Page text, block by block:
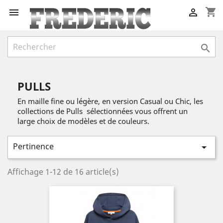
 shopping_cart


PULLS
En maille fine ou légère, en version Casual ou Chic, les
collections de Pulls sélectionnées vous offrent un
large choix de modèles et de couleurs.
Pertinence 
Affichage 1-12 de 16 article(s)